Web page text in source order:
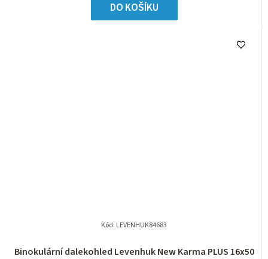
DO KOŠÍKU
Binokulární dalekohled Levenhuk New Karma PLUS 16x50
Kód: LEVENHUK84683